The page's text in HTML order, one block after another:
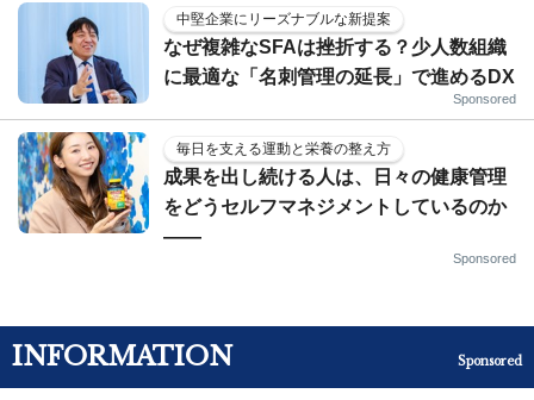
中堅企業にリーズナブルな新提案
なぜ複雑なSFAは挫折する？少人数組織
に最適な「名刺管理の延長」で進めるDX
Sponsored
毎日を支える運動と栄養の整え方
成果を出し続ける人は、日々の健康管理
をどうセルフマネジメントしているのか
——
Sponsored
INFORMATION Sponsored